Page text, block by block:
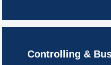
Controlling &